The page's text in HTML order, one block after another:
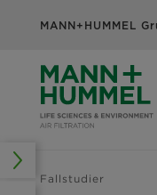
MANN+HUMMEL
Fallstudier